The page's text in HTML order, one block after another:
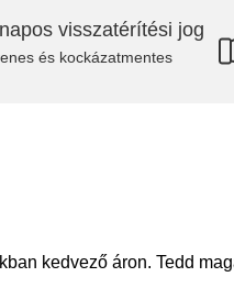
visszatérítési jog
és kockázatmentes
kedvező áron. Tedd